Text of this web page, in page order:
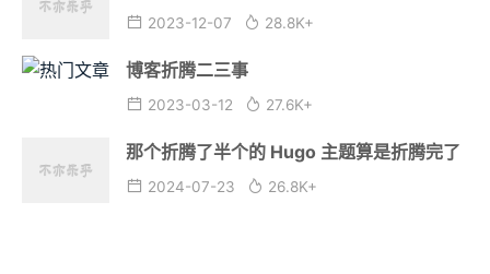
2023-12-07 28.8K+
博客折腾二三事
2023-03-12 27.6K+
那个折腾了半个的 Hugo 主题算是折腾完了
2024-07-23 26.8K+